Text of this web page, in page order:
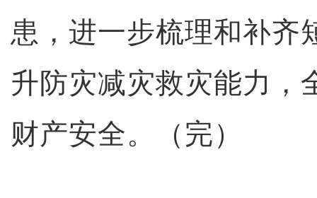
患，进一步梳理和补齐
升防灾减灾救灾能力，
财产安全。（完）